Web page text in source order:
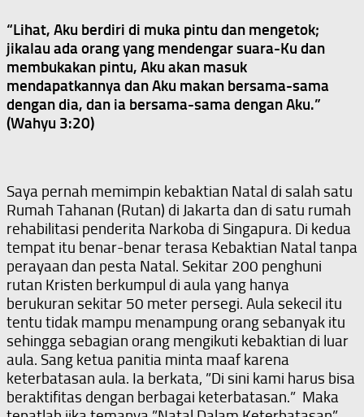
“Lihat, Aku berdiri di muka pintu dan mengetok;
jikalau ada orang yang mendengar suara-Ku dan
membukakan pintu, Aku akan masuk
mendapatkannya dan Aku makan bersama-sama
dengan dia, dan ia bersama-sama dengan Aku.”
(Wahyu 3:20)
Saya pernah memimpin kebaktian Natal di salah satu
Rumah Tahanan (Rutan) di Jakarta dan di satu rumah
rehabilitasi penderita Narkoba di Singapura. Di kedua
tempat itu benar-benar terasa Kebaktian Natal tanpa
perayaan dan pesta Natal. Sekitar 200 penghuni
rutan Kristen berkumpul di aula yang hanya
berukuran sekitar 50 meter persegi. Aula sekecil itu
tentu tidak mampu menampung orang sebanyak itu
sehingga sebagian orang mengikuti kebaktian di luar
aula. Sang ketua panitia minta maaf karena
keterbatasan aula. Ia berkata, ”Di sini kami harus bisa
beraktifitas dengan berbagai keterbatasan.” Maka